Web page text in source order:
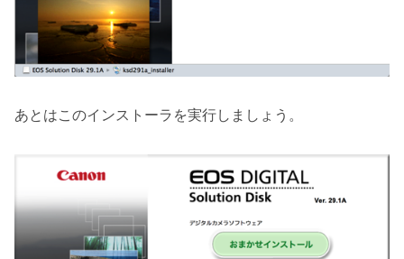
あとはこのインストーラを実行しましょう。